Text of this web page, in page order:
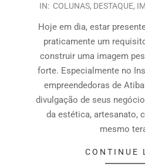
IN: COLUNAS, DESTAQUE,
Hoje em dia, estar
praticamente um
construir uma imagem
forte. Especialmente no
empreendedoras de
divulgação de seus
da estética, artesanato,
mesmo
CONTINUE